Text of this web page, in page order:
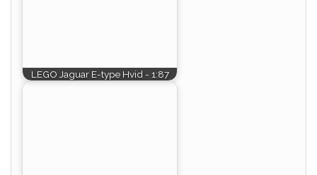
LEGO Jaguar E-type Hvid - 1:87